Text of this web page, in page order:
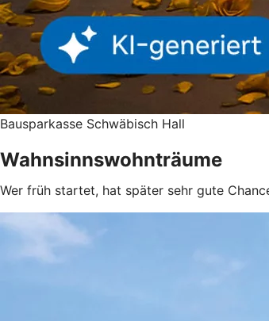
Bausparkasse Schwäbisch Hall
Wahnsinnswohnträume
Wer früh startet, hat später sehr gute